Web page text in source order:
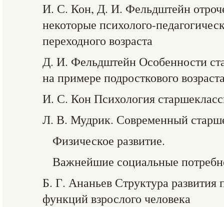
И. С. Кон, Д. И. Фельдштейн
некоторые психолого-
переходного возраста
Д. И. Фельдштейн Особенности
на примере подросткового
И. С. Кон Психология
Л. В. Мудрик. Современный
Физическое развитие.
Важнейшие социальные
Б. Г. Ананьев Структура развития
функций взрослого человека